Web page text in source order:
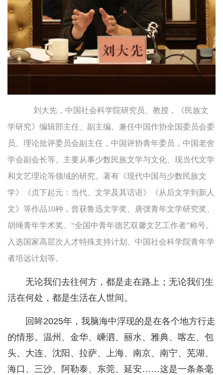
刘大先，中国社会科学院研究员、教授，《民族文
学研究》编辑部主任、副主编。兼任中国作协全国委员会委
员、理论批评委员会副主任，中国评协青年委员，中国老舍
学会副会长等。主要从事少数民族文学与文化、现当代文学
和文艺理论等领域的研究。著有《现代中国与少数民族文
学》《贞下起元：当代、文学及其话语》《从后文学到新人
文》等作品10种，曾获鲁迅文学奖、唐弢青年文学研究奖、
胡绳青年学术奖、“全国中青年德艺双馨文艺工作者”称号。
入选国家高层次人才特殊支持计划、中国社会科学院青年学
者培远计划等。
无论我们去往何方，都是走在路上；无论我们生
活在何处，都是生活在人世间。
回眸2025年，我脑海中浮现的是在各个地方行走
的情形。温州、金华、嵊泗、丽水、雅典、喀左、包
头、大连、沈阳、拉萨、上海、南京、南宁、芜湖、
海口、三沙、阿勒泰、东莞、延安……这是一条条毫